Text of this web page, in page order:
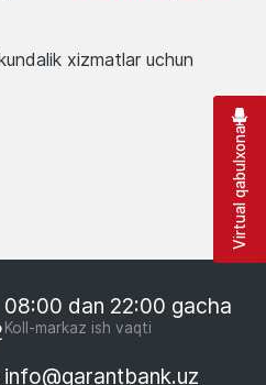
xizmatlar uchun
08:00 dan 22:00 gacha
Koll-markaz ish vaqti
info@garantbank.uz
Virtual qabulxona